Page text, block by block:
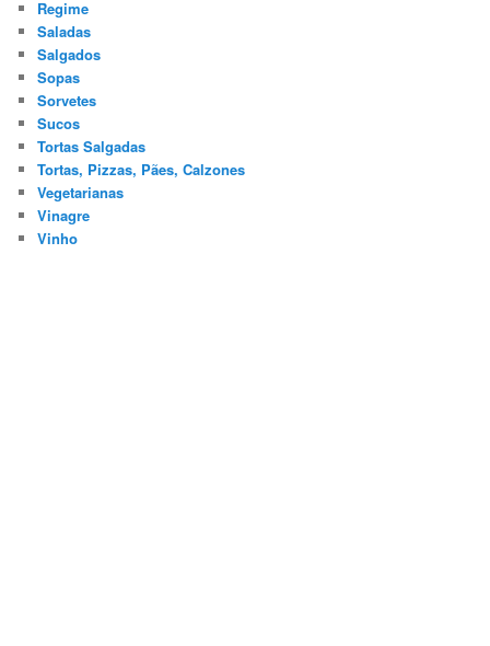
Regime
Saladas
Salgados
Sopas
Sorvetes
Sucos
Tortas Salgadas
Tortas, Pizzas, Pães, Calzones
Vegetarianas
Vinagre
Vinho